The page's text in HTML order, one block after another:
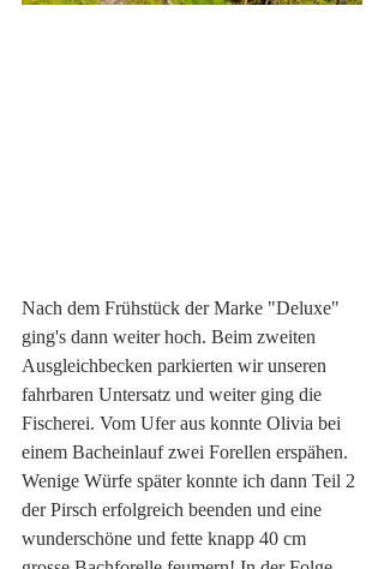
Nach dem Frühstück der Marke "Deluxe"
ging's dann weiter hoch. Beim zweiten
Ausgleichbecken parkierten wir unseren
fahrbaren Untersatz und weiter ging die
Fischerei. Vom Ufer aus konnte Olivia bei
einem Bacheinlauf zwei Forellen erspähen.
Wenige Würfe später konnte ich dann Teil 2
der Pirsch erfolgreich beenden und eine
wunderschöne und fette knapp 40 cm